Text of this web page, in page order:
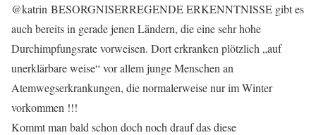
@katrin BESORGNISERREGENDE ERKENNTNISSE gibt es
auch bereits in gerade jenen Ländern, die eine sehr hohe
Durchimpfungsrate vorweisen. Dort erkranken plötzlich „auf
unerklärbare weise“ vor allem junge Menschen an
Atemwegserkrankungen, die normalerweise nur im Winter
vorkommen !!!
Kommt man bald schon doch noch drauf das diese